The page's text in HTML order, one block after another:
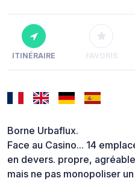
ITINÉRAIRE FAVORIS
Borne Urbaflux.
Face au Casino... 14
en devers. propre,
mais ne pas monopoliser